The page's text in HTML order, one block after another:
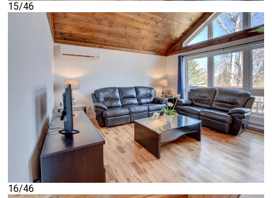
15/46
16/46